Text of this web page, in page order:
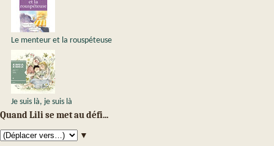
Le menteur et la rouspéteuse
Je suis là, je suis là
Quand Lili se met au défi...
▼